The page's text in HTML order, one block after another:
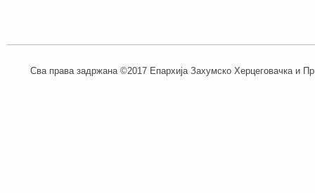
Сва права задржана ©2017 Епархија Захумско Херцеговачка и